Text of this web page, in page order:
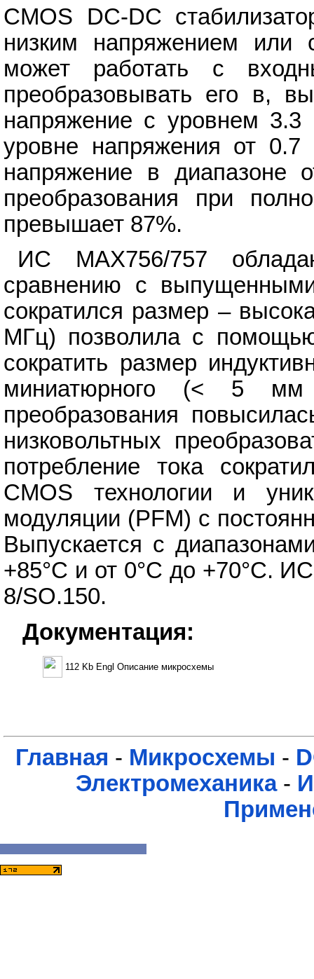
CMOS DC-DC
низким напряжением или
может работать с
преобразовывать его в,
напряжение с уровнем
уровне напряжения от
напряжение в
преобразования при
превышает 87%.
ИС MAX756/757
сравнению с
сократился размер –
МГц) позволила с
сократить размер
миниатюрного (< 5 мм
преобразования
низковольтных
потребление тока
CMOS технологии и
модуляции (PFM) с
Выпускается с
+85°С и от 0°С до +70°С.
8/SO.150.
Документация:
112 Kb Engl Описание микросхемы
Главная - Микросхемы -
Электромеханика-